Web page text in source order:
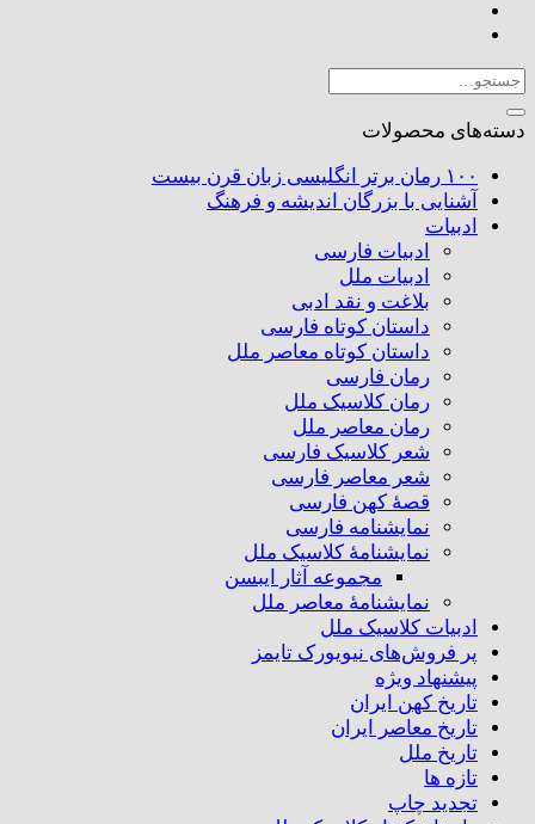
دعا
در
غم
و
عدد
جستجو
برای:
دسته‌های محصولات
۱۰۰ رمان برتر انگلیسی زبان قرن بیست
آشنایی با بزرگان اندیشه و فرهنگ
ادبیات
ادبیات فارسی
ادبیات ملل
بلاغت و نقد ادبی
داستان کوتاه فارسی
داستان کوتاه معاصر ملل
رمان فارسی
رمان کلاسیک ملل
رمان معاصر ملل
شعر کلاسیک فارسی
شعر معاصر فارسی
قصهٔ کهن فارسی
نمایشنامه فارسی
نمایشنامهٔ کلاسیک ملل
مجموعه آثار ایبسن
نمایشنامهٔ معاصر ملل
ادبیات کلاسیک ملل
پر فروش‌های نیویورک تایمز
پیشنهاد ویژه
تاریخ کهن ایران
تاریخ معاصر ایران
تاریخ ملل
تازه ها
تجدید چاپ